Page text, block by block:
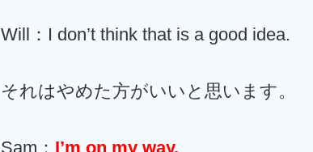
Will：I don’t think that is a good idea.
それはやめた方がいいと思います。
Sam： I’m on my way.